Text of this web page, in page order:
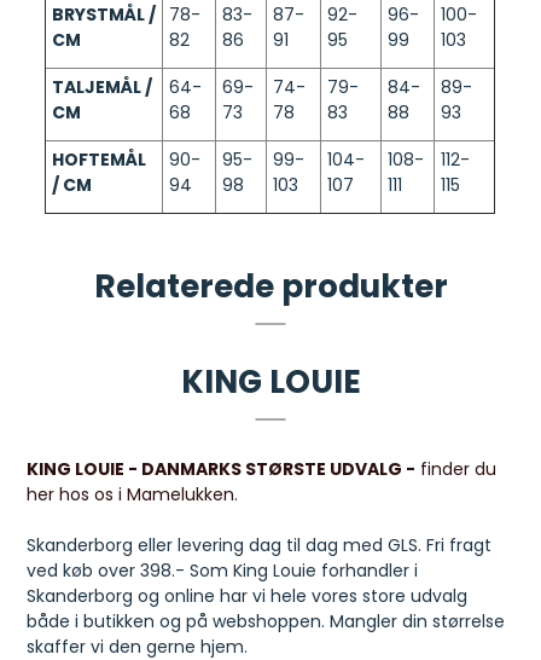
BRYSTMÅL /
CM
78-
82
83-
86
87-
91
92-
95
96-
99
100-
103
TALJEMÅL /
CM
64-
68
69-
73
74-
78
79-
83
84-
88
89-
93
HOFTEMÅL
/ CM
90-
94
95-
98
99-
103
104-
107
108-
111
112-
115
Relaterede produkter
KING LOUIE
KING LOUIE - DANMARKS STØRSTE UDVALG - finder du
her hos os i Mamelukken.
Skanderborg eller levering dag til dag med GLS. Fri fragt
ved køb over 398.- Som King Louie forhandler i
Skanderborg og online har vi hele vores store udvalg
både i butikken og på webshoppen. Mangler din størrelse
skaffer vi den gerne hjem.